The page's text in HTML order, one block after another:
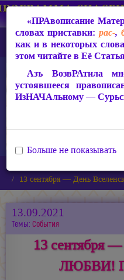
13 сентября — День
13.09.2021
Темы: События
13 сентября
ЛЮБВИ!
«ПРАвописание
словах приставки: рас-,
как и в некоторых
этом читайте в Её
Азъ ВозвРАтила
устоявшееся
ИзНАЧАльному —
Больше не показывать